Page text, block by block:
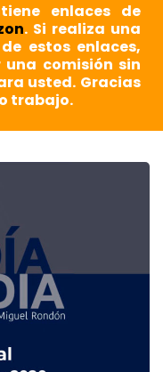
enlaces de
. Si realiza una
estos enlaces,
comisión sin
usted. Gracias
trabajo.